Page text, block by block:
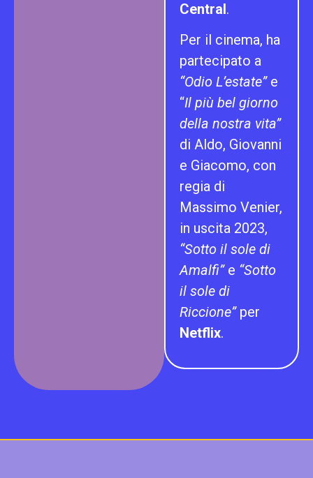
Central.
Per il cinema, ha
partecipato a
“Odio L’estate”e
“Il più bel giorno
della nostra vita”
di Aldo, Giovanni
e Giacomo, con
regia di
Massimo Venier,
in uscita 2023,
“Sotto il sole di
Amalfi”e “Sotto
il sole di
Riccione”per
Netflix.